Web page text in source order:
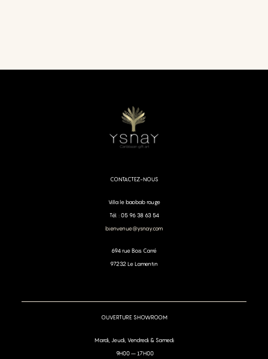
CONTACTEZ-NOUS
Villa le baobab rouge
Tél. : 05 96 38 63 54
bienvenue@ysnay.com
694 rue Bois Carré
97232 Le Lamentin
OUVERTURE SHOWROOM
Mardi, Jeudi, Vendredi & Samedi
9H00 – 17H00